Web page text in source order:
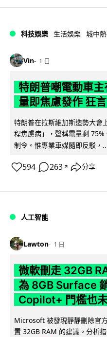
科技娛樂 生活娛樂 城中
Vin 1 日
特朗普嘲電動車
量即焦慮發作 狂
特朗普在拉斯維加斯造勢大會
程焦慮病」，聲稱電量剩
制令。惟專業車媒隨即反駁，
594 263 ↗ 分享
人工智能
Lawton 1 日
微軟刪走 32GB
為 8GB Surface
Copilot+ 門檻也
Microsoft 被發現靜靜刪除官
置 32GB RAM 的建議。分析